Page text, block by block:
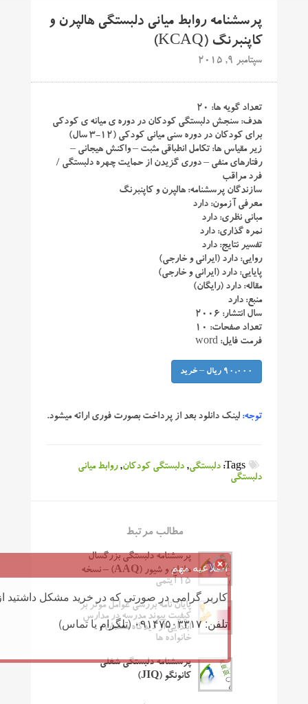
پرسشنامه روابط میانی دلبستگی هالپرن و
کاپنبرنگ (KCAQ)
سپتامبر 9, 2015
تعداد گویه ها: ۲۰
هدف: سنجش دلبستگی کودکان در دوره ی میانه ی کودکی
برای کودکان در دوره سنی میانی کودکی (۱۲-۳ سال)
زیر مقیاس ها: تکامل انطباقی مثبت – واکنش هیجانی –
رفتارهای منفی – دوری گزیدن از حمایت چهره دلبستگی /
فرد مراقب
سازندگان پرسشنامه: هالپرن و کاپنبرنگ
معرفی آزمون: دارد
مبانی نظری: دارد
نمره گذاری: دارد
تفسیر نتایج: دارد
روایی: دارد (ایرانی و خارجی)
پایایی: دارد (ایرانی و خارجی)
مقاله: دارد (رایگان)
منبع: دارد
سال انتشار: ۲۰۰۶
تعداد صفحات: ۱۰
فرمت فایل: word
90,000 ریال – خرید
توجه: لینک دانلود بعد از پرداخت بصورت فوری ارائه میشود.
Tags: دلبستگی,دلبستگی کودکان,روابط میانی
دلبستگی
مطالب مرتبط
پرسشنامه دلبستگی بزرگسال
هازان و شیور (AAQ) – نسخه
۱۵ آیتمی
پایان نامه بررسی عوامل موثر بر
کیفیت پیوند مدرسه در مدارس
ابتدایی از دیدگاه معلمان و
خانواده ها
پرسشنامه دلبستگی شغلی
کانونگو (JIQ)
اطلاعیه مهم
کاربر گرامی در صورتی که در خرید مشکل داشتید
تلفن: ۰۹۱۴۷۵۰۳۳۱۷ (تلگرام یا تماس)